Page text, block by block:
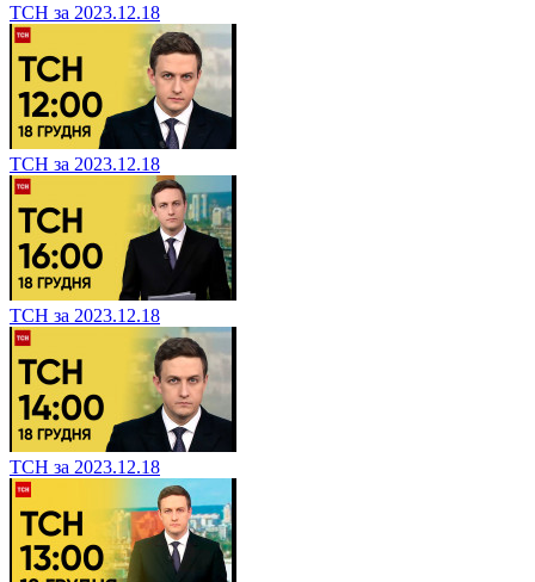
ТСН за 2023.12.18
ТСН за 2023.12.18
ТСН за 2023.12.18
ТСН за 2023.12.18